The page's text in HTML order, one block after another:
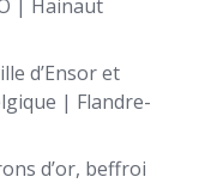
| Hainaut
d’Ensor et
| Flandre-
d’or, beffroi